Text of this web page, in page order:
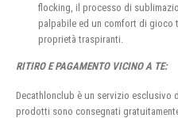
flocking, il processo di
palpabile ed un comfort di gioco
proprietà traspiranti.
RITIRO E PAGAMENTO VICINO A TE:
Decathlonclub è un servizio
prodotti sono consegnati